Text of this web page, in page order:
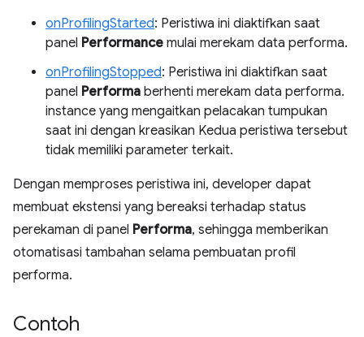
onProfilingStarted: Peristiwa ini diaktifkan saat
panel Performance mulai merekam data performa.
onProfilingStopped: Peristiwa ini diaktifkan saat
panel Performa berhenti merekam data performa.
instance yang mengaitkan pelacakan tumpukan
saat ini dengan kreasikan Kedua peristiwa tersebut
tidak memiliki parameter terkait.
Dengan memproses peristiwa ini, developer dapat
membuat ekstensi yang bereaksi terhadap status
perekaman di panel Performa, sehingga memberikan
otomatisasi tambahan selama pembuatan profil
performa.
Contoh